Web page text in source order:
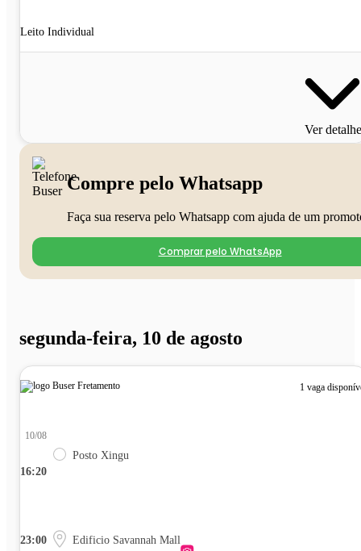
Leito Individual
Ver
Compre pelo Whatsapp
Faça sua reserva pelo Whatsapp com ajuda de um
Comprar pelo WhatsApp
segunda-feira, 10 de agosto
1 vaga
16:20
10/08
Posto Xingu
23:00 Edificio Savannah Mall